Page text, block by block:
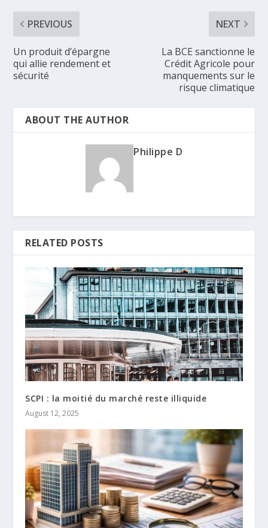
PREVIOUS
Un produit d’épargne
qui allie rendement et
sécurité
NEXT
La BCE sanctionne le
Crédit Agricole pour
manquements sur le
risque climatique
ABOUT THE AUTHOR
Philippe D
RELATED POSTS
SCPI : la moitié du marché reste illiquide
August 12, 2025